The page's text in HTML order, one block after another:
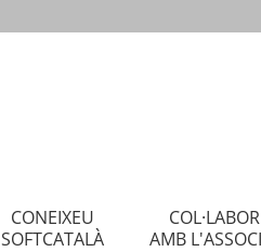
CONEIXEU
SOFTCATALÀ
AMB